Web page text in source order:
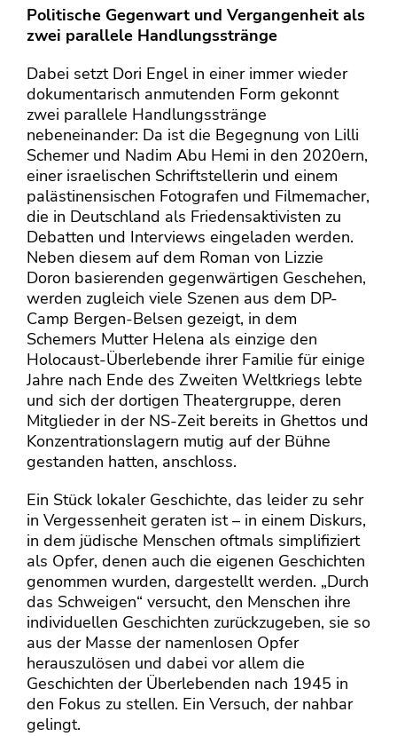
Politische Gegenwart und Vergangenheit als
zwei parallele Handlungsstränge
Dabei setzt Dori Engel in einer immer wieder
dokumentarisch anmutenden Form gekonnt
zwei parallele Handlungsstränge
nebeneinander: Da ist die Begegnung von Lilli
Schemer und Nadim Abu Hemi in den 2020ern,
einer israelischen Schriftstellerin und einem
palästinensischen Fotografen und Filmemacher,
die in Deutschland als Friedensaktivisten zu
Debatten und Interviews eingeladen werden.
Neben diesem auf dem Roman von Lizzie
Doron basierenden gegenwärtigen Geschehen,
werden zugleich viele Szenen aus dem DP-
Camp Bergen-Belsen gezeigt, in dem
Schemers Mutter Helena als einzige den
Holocaust-Überlebende ihrer Familie für einige
Jahre nach Ende des Zweiten Weltkriegs lebte
und sich der dortigen Theatergruppe, deren
Mitglieder in der NS-Zeit bereits in Ghettos und
Konzentrationslagern mutig auf der Bühne
gestanden hatten, anschloss.
Ein Stück lokaler Geschichte, das leider zu sehr
in Vergessenheit geraten ist – in einem Diskurs,
in dem jüdische Menschen oftmals simplifiziert
als Opfer, denen auch die eigenen Geschichten
genommen wurden, dargestellt werden. „Durch
das Schweigen“ versucht, den Menschen ihre
individuellen Geschichten zurückzugeben, sie so
aus der Masse der namenlosen Opfer
herauszulösen und dabei vor allem die
Geschichten der Überlebenden nach 1945 in
den Fokus zu stellen. Ein Versuch, der nahbar
gelingt.